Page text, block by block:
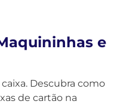
e
Descubra como
de cartão na